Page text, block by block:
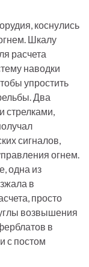
коснулись
Шкалу
расчета
наводки
упростить
Два
стрелками,
сигналов,
огнем.
одна из
в
просто
возвышения
в
с постом